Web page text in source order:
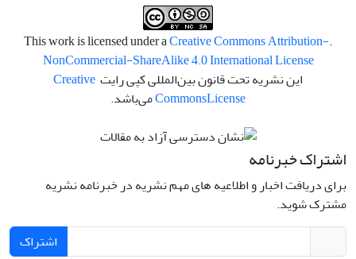
.This work is licensed under a
Creative Commons Attribution-
NonCommercial-ShareAlike 4.0 International License
این نشریه تحت قانون بین‌المللی کپی رایت Creative
CommonsLicense می‌باشد.
اشتراک خبرنامه
برای دریافت اخبار و اطلاعیه های مهم نشریه در خبرنامه نشریه
مشترک شوید.
اشتراک